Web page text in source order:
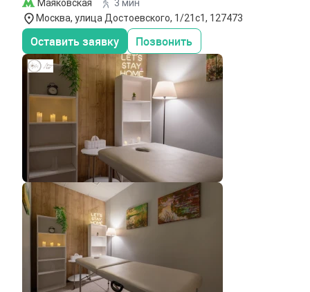
Маяковская
3 мин
Москва, улица Достоевского, 1/21с1, 127473
Оставить заявку Позвонить